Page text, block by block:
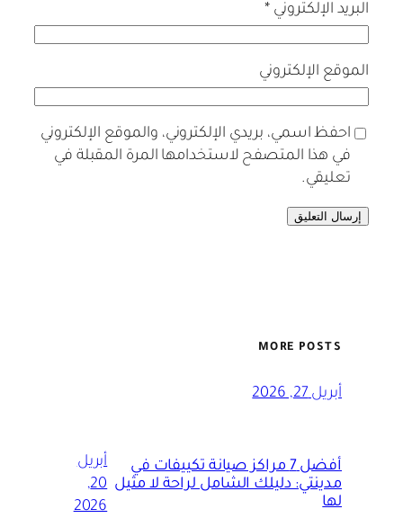
البريد الإلكتروني*
الموقع الإلكتروني
احفظ اسمي، بريدي الإلكتروني، والموقع الإلكتروني
في هذا المتصفح لاستخدامها المرة المقبلة في
تعليقي.
MORE POSTS
أبريل 27, 2026
أفضل 7 مراكز صيانة تكييفات في
مدينتي: دليلك الشامل لراحة لا مثيل
لها
أبريل
20,
2026